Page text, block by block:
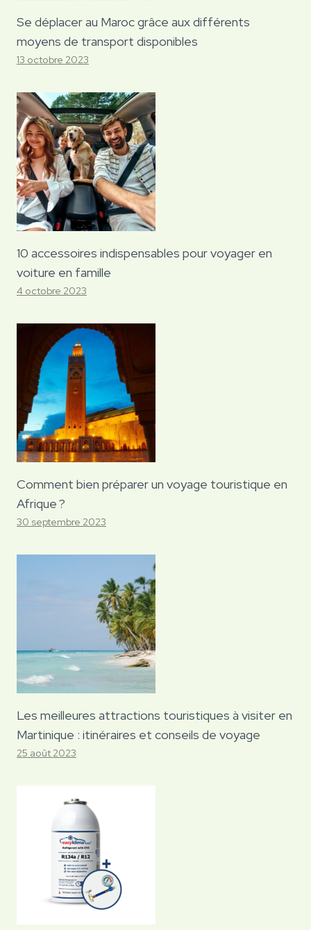
Se déplacer au Maroc grâce aux différents
moyens de transport disponibles
13 octobre 2023
10 accessoires indispensables pour voyager en
voiture en famille
4 octobre 2023
Comment bien préparer un voyage touristique en
Afrique ?
30 septembre 2023
Les meilleures attractions touristiques à visiter en
Martinique : itinéraires et conseils de voyage
25 août 2023